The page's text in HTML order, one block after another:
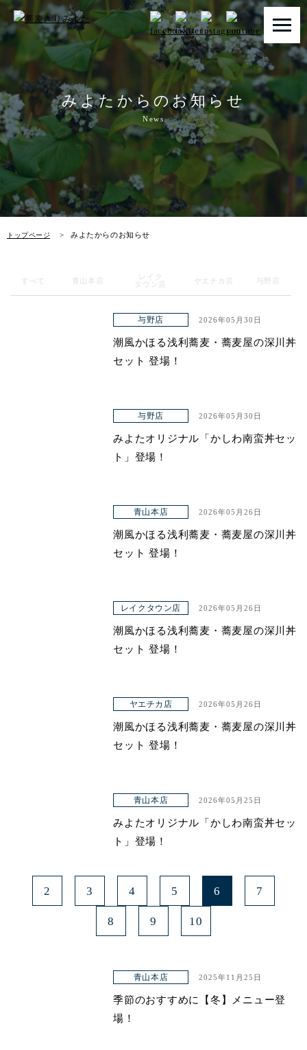
みよたからのお知らせ
News
トップページ みよたからのお知らせ
トップページ
みよたとは
みよたのこだわり
畑だより
メニュー
お知らせ
アクセス
すべて 青山本店
レイク
タウン店
ヤエチカ店 与野店
与野店 2026年05月30日
潮風かほる浅利蕎麦・蕎麦屋の深川丼
セット 登場！
与野店 2026年05月30日
みよたオリジナル「かしわ南蛮丼セッ
ト」登場！
青山本店 2026年05月26日
潮風かほる浅利蕎麦・蕎麦屋の深川丼
セット 登場！
レイクタウン店 2026年05月26日
潮風かほる浅利蕎麦・蕎麦屋の深川丼
セット 登場！
ヤエチカ店 2026年05月26日
潮風かほる浅利蕎麦・蕎麦屋の深川丼
セット 登場！
青山本店 2026年05月25日
みよたオリジナル「かしわ南蛮丼セッ
ト」登場！
2 3 4 5 6 7
8 9 10
青山本店 2025年11月25日
季節のおすすめに【冬】メニュー登
場！